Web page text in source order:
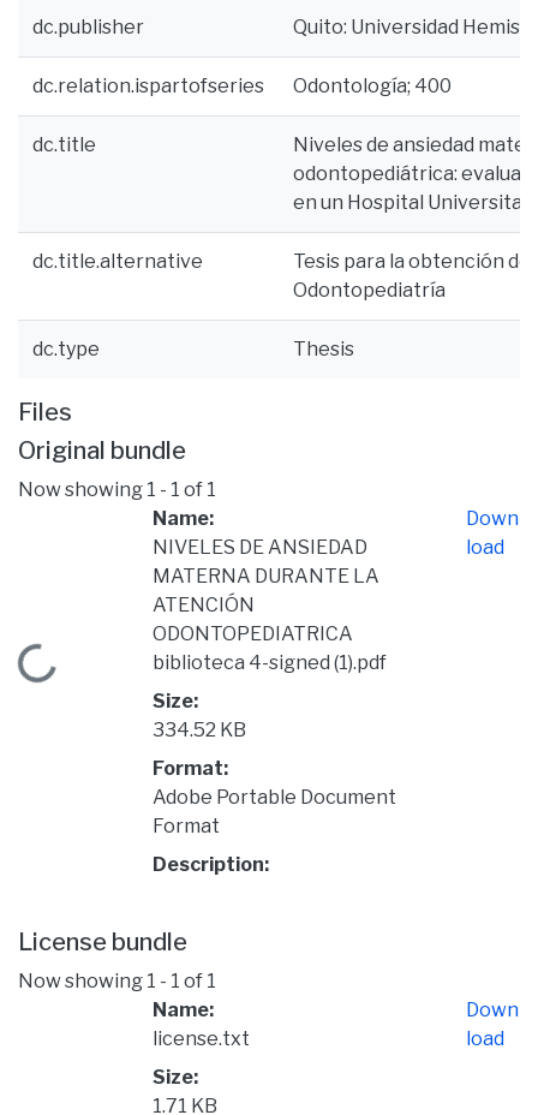
dc.publisher Quito: Universidad
dc.relation.ispartofseries Odontología; 400
dc.title
Niveles de ansiedad
odontopediátrica:
en un Hospital
dc.title.alternative
Tesis para la obtención
Odontopediatría
dc.type Thesis
Files
Original bundle
Now showing 1 - 1 of 1
Loading...
Name:
NIVELES DE ANSIEDAD
MATERNA DURANTE LA
ATENCIÓN
ODONTOPEDIATRICA
biblioteca 4-signed (1).pdf
Size:
334.52 KB
Format:
Adobe Portable Document
Format
Description:
Down
load
License bundle
Now showing 1 - 1 of 1
Name:
license.txt
Size:
1.71 KB
Down
load